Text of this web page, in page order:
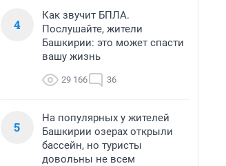
4
Как звучит БПЛА.
Послушайте, жители
Башкирии: это может спасти
вашу жизнь
29 166 36
5
На популярных у жителей
Башкирии озерах открыли
бассейн, но туристы
довольны не всем